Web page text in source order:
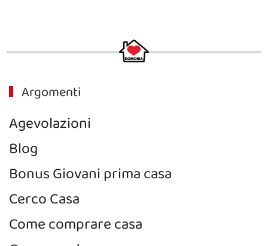
Argomenti
Agevolazioni
Blog
Bonus Giovani prima casa
Cerco Casa
Come comprare casa